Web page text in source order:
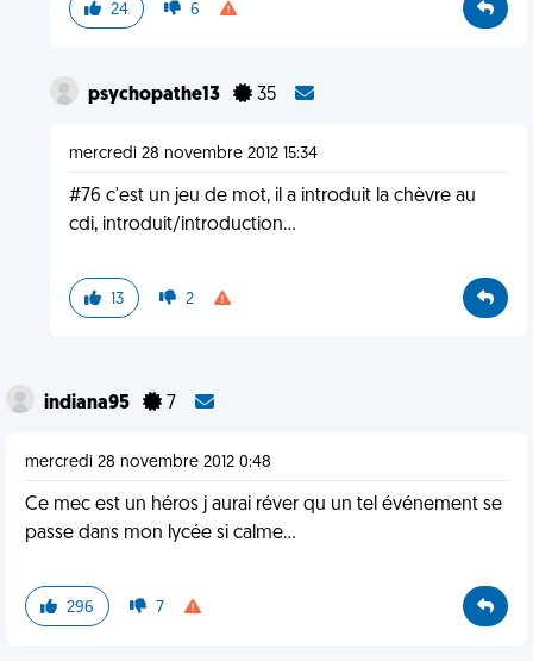
24 6
psychopathe13 35
mercredi 28 novembre 2012 15:34
#76 c'est un jeu de mot, il a introduit la chèvre au
cdi, introduit/introduction...
13 2
indiana95 7
mercredi 28 novembre 2012 0:48
Ce mec est un héros j aurai réver qu un tel événement se
passe dans mon lycée si calme...
296 7